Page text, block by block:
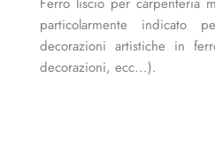
particolarmente indicato
decorazioni artistiche in
decorazioni, ecc...).